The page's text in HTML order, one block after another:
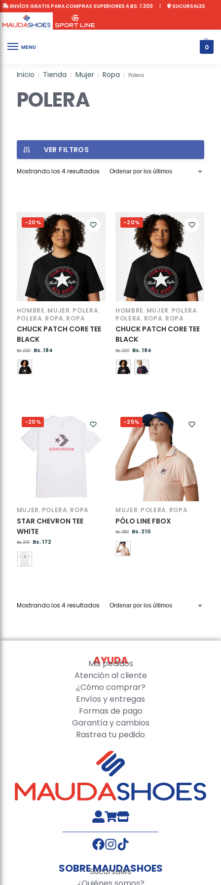
ENVÍOS GRATIS PARA COMPRAS SUPERIORES A BS. 1.300 | SUCURSALES
MENU 0
Inicio / Tienda / Mujer / Ropa / Polera
POLERA
VER FILTROS
Mostrando los 4 resultados
-20%
HOMBRE, MUJER, POLERA,
POLERA, ROPA, ROPA
CHUCK PATCH CORE TEE
BLACK
Bs.230 Bs. 184
-20%
HOMBRE, MUJER, POLERA,
POLERA, ROPA, ROPA
CHUCK PATCH CORE TEE
BLACK
Bs.230 Bs. 184
-20%
MUJER, POLERA, ROPA
STAR CHEVRON TEE
WHITE
Bs.215 Bs. 172
-25%
MUJER, POLERA, ROPA
PÓLO LINE FBOX
Bs.280 Bs. 210
Mostrando los 4 resultados
AYUDA
Mis pedidos
Atención al cliente
¿Cómo comprar?
Envíos y entregas
Formas de pago
Garantía y cambios
Rastrea tu pedido
SOBRE MAUDASHOES
Sucursales